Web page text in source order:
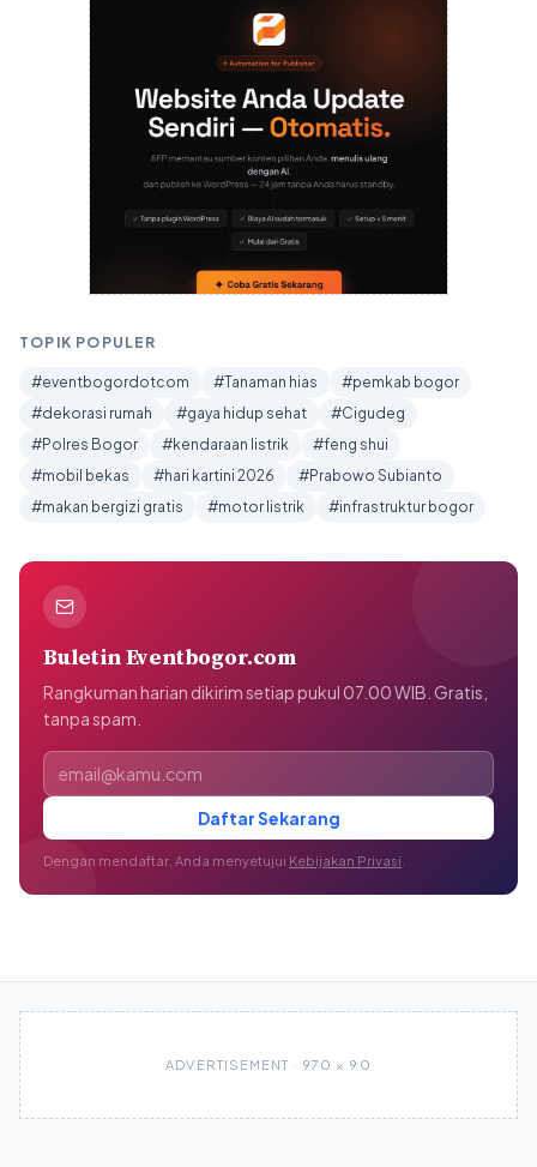
TOPIK POPULER
#eventbogordotcom #Tanaman hias
#pemkab bogor
#dekorasi rumah
#gaya hidup sehat
#Cigudeg
#Polres Bogor
#kendaraan listrik
#feng shui
#mobil bekas
#hari kartini 2026
#Prabowo Subianto
#makan bergizi gratis
#motor listrik #infrastruktur bogor
Buletin Eventbogor.com
Rangkuman harian dikirim setiap pukul 07.00 WIB. Gratis,
tanpa spam.
Alamat email
Daftar Sekarang
Dengan mendaftar, Anda menyetujui Kebijakan Privasi
ADVERTISEMENT · 970 × 90